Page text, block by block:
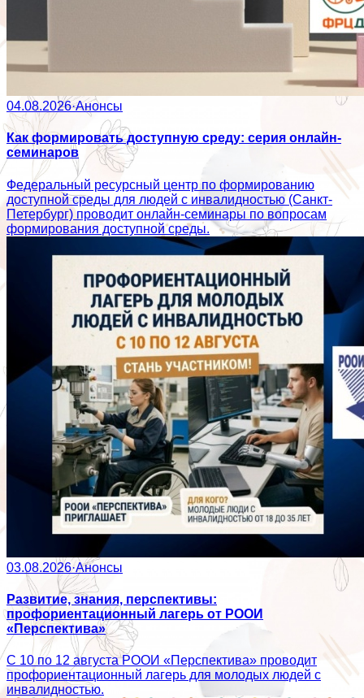
04.08.2026·Анонсы
Как формировать доступную среду: серия онлайн-
семинаров
Федеральный ресурсный центр по формированию
доступной среды для людей с инвалидностью (Санкт-
Петербург) проводит онлайн-семинары по вопросам
формирования доступной среды.
03.08.2026·Анонсы
Развитие, знания, перспективы:
профориентационный лагерь от РООИ
«Перспектива»
С 10 по 12 августа РООИ «Перспектива» проводит
профориентационный лагерь для молодых людей с
инвалидностью.